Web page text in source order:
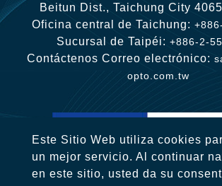
Este Sitio Web utiliza cookies
un mejor servicio. Al continuar
en este sitio, usted da su
Beitun Dist., Taichung City
Oficina central de Taichung:
Sucursal de Taipéi: +886-2-
Contáctenos Correo electrónico:
opto.com.tw